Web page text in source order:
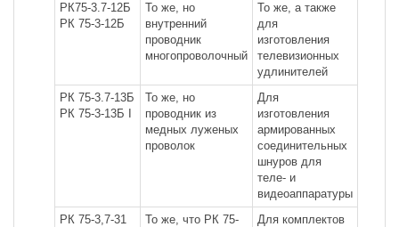
РК75-3.7-12Б
РК 75-3-12Б
То же, но
внутренний
проводник
многопроволочный
То же, а также
для
изготовления
телевизионных
удлинителей
РК 75-3.7-13Б
РК 75-3-13Б I
То же, но
проводник из
медных луженых
проволок
Для
изготовления
армированных
соединительных
шнуров для
теле- и
видеоаппаратуры
РК 75-3,7-31
То же, что РК 75-
Для комплектов